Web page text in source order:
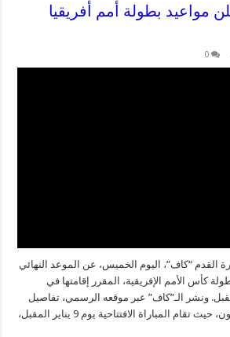
مواعيد بطولة أمم أفريقيا
0
القدم “كاف”، اليوم الخميس، عن الموعد النهائي
الـ33 من بطولة كأس الأمم الإفريقية، المقرر إقامتها في
ونشر الـ”كاف” عبر موقعه الرسمي، تفاصيل
إقامة البطولة في الكاميرون، حيث تقام المباراة الافتتاحية يوم 9 يناير المقبل،